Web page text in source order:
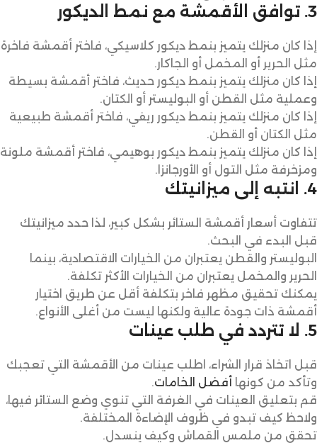
3. توافق الأقمشة مع نمط الديكور
إذا كان منزلك يتميز بنمط ديكور كلاسيكي، فاختر أقمشة فاخرة
مثل الحرير أو المخمل أو الجاكار.
إذا كان منزلك يتميز بنمط ديكور حديث، فاختر أقمشة بسيطة
وعملية مثل القطن أو البوليستر أو الكتان.
إذا كان منزلك يتميز بنمط ديكور ريفي، فاختر أقمشة طبيعية
مثل الكتان أو القطن.
إذا كان منزلك يتميز بنمط ديكور بوهيمي، فاختر أقمشة ملونة
ومزخرفة مثل التول أو الأورجانزا.
4. انتبه إلى ميزانيتك
تتفاوت أسعار أقمشة الستائر بشكل كبير، لذا حدد ميزانيتك
قبل البدء في البحث.
البوليستر والقطن يعتبران من الخيارات الاقتصادية، بينما
الحرير والمخمل يعتبران من الخيارات الأكثر تكلفة.
يمكنك تحقيق مظهر فاخر بتكلفة أقل عن طريق اختيار
أقمشة ذات جودة عالية ولكنها ليست من أغلى الأنواع.
5. لا تتردد في طلب عينات
قبل اتخاذ قرار الشراء، اطلب عينات من الأقمشة التي تعجبك
وتأكد من كونها أفضل الخامات.
قم بتعليق العينات في الغرفة التي تنوي وضع الستائر فيها،
ولاحظ كيف تبدو في ظروف الإضاءة المختلفة.
تحقق من ملمس القماش وكيف ينسدل.